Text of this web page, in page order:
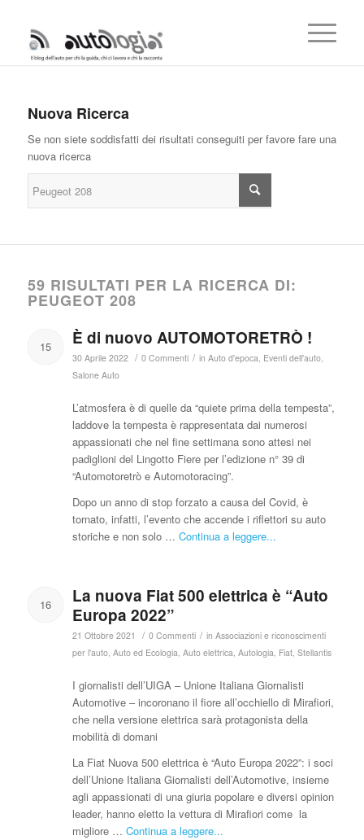
Nuova Ricerca
Se non siete soddisfatti dei risultati conseguiti per favore fare una
nuova ricerca
59 RISULTATI PER LA RICERCA DI:
PEUGEOT 208
15 È di nuovo AUTOMOTORETRÒ !
30 Aprile 2022 / 0 Commenti / in Auto d'epoca, Eventi dell'auto,
Salone Auto
L’atmosfera è di quelle da “quiete prima della tempesta”,
laddove la tempesta è rappresentata dai numerosi
appassionati che nel fine settimana sono attesi nei
padiglioni del Lingotto Fiere per l’edizione n° 39 di
“Automotoretrò e Automotoracing”.
Dopo un anno di stop forzato a causa del Covid, è
tornato, infatti, l’evento che accende i riflettori su auto
storiche e non solo … Continua a leggere...
16
La nuova Fiat 500 elettrica è “Auto
Europa 2022”
21 Ottobre 2021 / 0 Commenti / in Associazioni e riconoscimenti
per l'auto, Auto ed Ecologia, Auto elettrica, Autologia, Fiat, Stellantis
I giornalisti dell’UIGA – Unione Italiana Giornalisti
Automotive – incoronano il fiore all’occhiello di Mirafiori,
che nella versione elettrica sarà protagonista della
mobilità di domani
La Fiat Nuova 500 elettrica è “Auto Europa 2022”: i soci
dell’Unione Italiana Giornalisti dell’Automotive, insieme
agli appassionati di una giuria popolare e diversi opinion
leader, hanno eletto la vettura di Mirafiori come la
migliore … Continua a leggere...